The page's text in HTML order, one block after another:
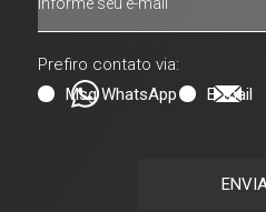
Prefiro contato via:
Msg WhatsApp
E-mail